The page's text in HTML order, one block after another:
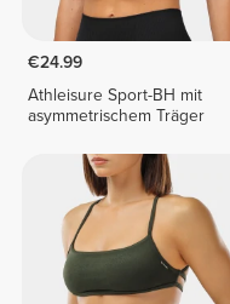
€24.99
Athleisure Sport-BH mit
asymmetrischem Träger